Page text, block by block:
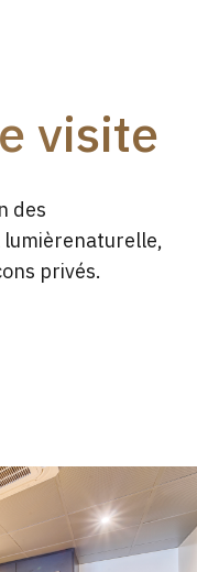
visite
des
privés.